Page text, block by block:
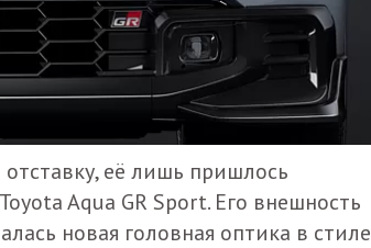
её лишь пришлось
Aqua GR Sport. Его внешность
новая головная оптика в стиле